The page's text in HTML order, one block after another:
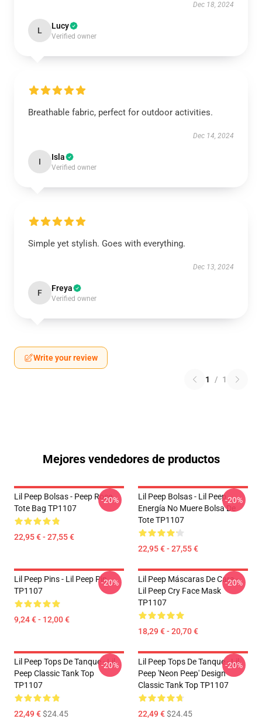
Dec 18, 2024
L Lucy
Verified owner
Breathable fabric, perfect for outdoor activities.
Dec 14, 2024
I Isla
Verified owner
Simple yet stylish. Goes with everything.
Dec 13, 2024
F Freya
Verified owner
Write your review
1 / 1
Mejores vendedores de productos
Lil Peep Bolsas - Peep Rose
Tote Bag TP1107
22,95 € - 27,55 €
-20%
Lil Peep Bolsas - Lil Peep
Energía No Muere Bolsa De
Tote TP1107
22,95 € - 27,55 €
-20%
Lil Peep Pins - Lil Peep Pin
TP1107
9,24 € - 12,00 €
-20%
Lil Peep Máscaras De Cara -
Lil Peep Cry Face Mask
TP1107
18,29 € - 20,70 €
-20%
Lil Peep Tops De Tanque - Lil
Peep Classic Tank Top
TP1107
22,49 €$24.45
-20%
Lil Peep Tops De Tanque - Lil
Peep 'Neon Peep' Design
Classic Tank Top TP1107
22,49 €$24.45
-20%